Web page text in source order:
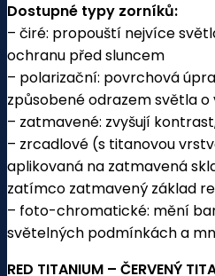
Dostupné typy zorníků:
– čiré: propouští nejvíce
ochranu před sluncem
– polarizační: povrchová
způsobené odrazem světla o
– zatmavené: zvyšují
– zrcadlové (s titanovou
aplikovaná na zatmavená
zatímco zatmavený základ
– foto-chromatické: mění
světelných podmínkách a
RED TITANIUM – ČERVENÝ